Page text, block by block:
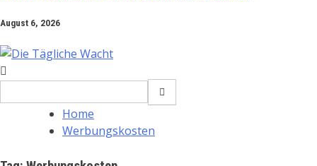
August 6, 2026
for:
Home
Werbungskosten